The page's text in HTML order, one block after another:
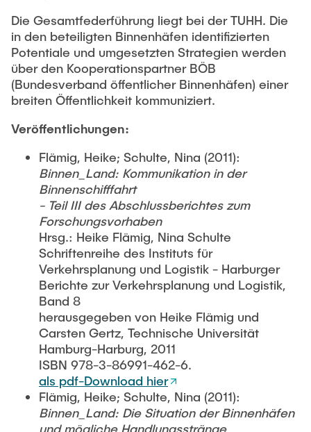
Die Gesamtfederführung liegt bei der TUHH. Die
in den beteiligten Binnenhäfen identifizierten
Potentiale und umgesetzten Strategien werden
über den Kooperationspartner BÖB
(Bundesverband öffentlicher Binnenhäfen) einer
breiten Öffentlichkeit kommuniziert.
Veröffentlichungen:
Flämig, Heike; Schulte, Nina (2011):
Binnen_Land: Kommunikation in der
Binnenschifffahrt
- Teil III des Abschlussberichtes zum
Forschungsvorhaben
Hrsg.: Heike Flämig, Nina Schulte
Schriftenreihe des Instituts für
Verkehrsplanung und Logistik - Harburger
Berichte zur Verkehrsplanung und Logistik,
Band 8
herausgegeben von Heike Flämig und
Carsten Gertz, Technische Universität
Hamburg-Harburg, 2011
ISBN 978-3-86991-462-6.
als pdf-Download hier
Flämig, Heike; Schulte, Nina (2011):
Binnen_Land: Die Situation der Binnenhäfen
und mögliche Handlungsstränge